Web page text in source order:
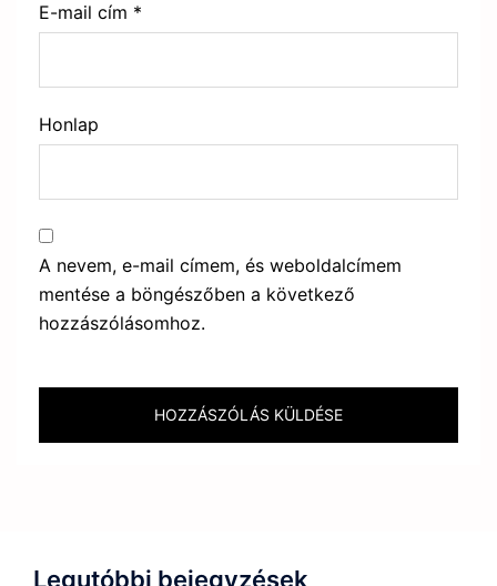
E-mail cím *
Honlap
A nevem, e-mail címem, és weboldalcímem
mentése a böngészőben a következő
hozzászólásomhoz.
Legutóbbi bejegyzések